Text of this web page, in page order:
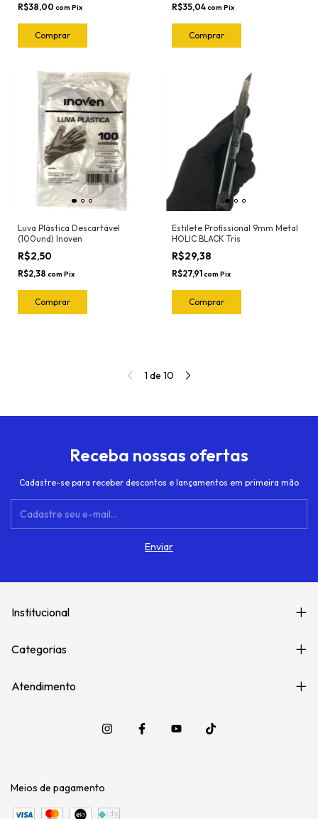
R$38,00 com Pix R$35,04com Pix
Luva Plástica Descartável
(100und) Inoven
R$2,50
R$2,38 com Pix
Estilete Profissional 9mm Metal
HOLIC BLACK Tris
R$29,38
R$27,91com Pix
1 de 10
Receba nossas ofertas
Cadastre-se para receber descontos e lançamentos em primeira mão
Institucional
Categorias
Atendimento
Meios de pagamento